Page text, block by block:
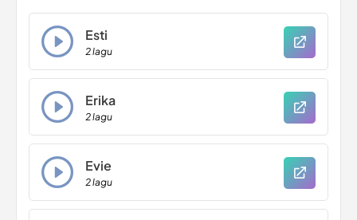
Esti
2 lagu
Erika
2 lagu
Evie
2 lagu